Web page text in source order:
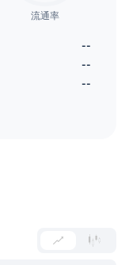
流通率
--
--
--